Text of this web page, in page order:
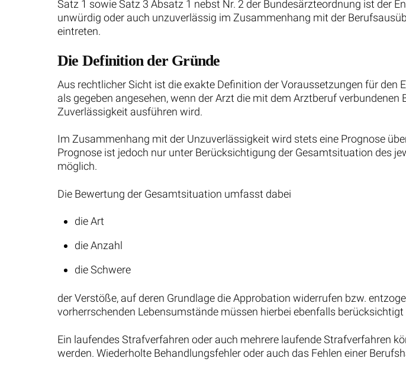
Satz 1 sowie Satz 3 Absatz 1 nebst Nr. 2 der Bundesärzteordnung ist der
unwürdig oder auch unzuverlässig im Zusammenhang mit der
eintreten.
Die Definition der Gründe
Aus rechtlicher Sicht ist die exakte Definition der Voraussetzungen für
als gegeben angesehen, wenn der Arzt die mit dem Arztberuf
Zuverlässigkeit ausführen wird.
Im Zusammenhang mit der Unzuverlässigkeit wird stets eine Prognose
Prognose ist jedoch nur unter Berücksichtigung der Gesamtsituation des
möglich.
Die Bewertung der Gesamtsituation umfasst dabei
die Art
die Anzahl
die Schwere
der Verstöße, auf deren Grundlage die Approbation widerrufen bzw.
vorherrschenden Lebensumstände müssen hierbei ebenfalls berücksichtigt
Ein laufendes Strafverfahren oder auch mehrere laufende Strafverfahren
werden. Wiederholte Behandlungsfehler oder auch das Fehlen einer